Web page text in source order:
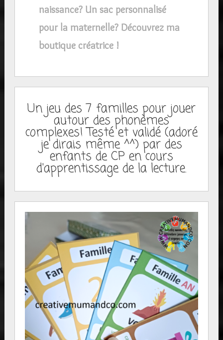
naissance? Un sac personnalisé
pour la maternelle? Découvrez ma
boutique créatrice !
Un jeu des 7 familles pour jouer
autour des phonèmes
complexes! Testé et validé (adoré
je dirais même ^^) par des
enfants de CP en cours
d'apprentissage de la lecture.